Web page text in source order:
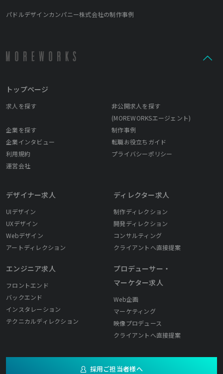
パドルデザインカンパニー株式会社の制作事例
トップページ
求人を探す
非公開求人を探す
(MOREWORKSエージェント)
企業を探す
制作事例
企業インタビュー
転職お役立ちガイド
利用規約
プライバシーポリシー
運営会社
デザイナー求人
UIデザイン
UXデザイン
Webデザイン
アートディレクション
エンジニア求人
フロントエンド
バックエンド
インスタレーション
テクニカルディレクション
ディレクター求人
制作ディレクション
開発ディレクション
コンサルティング
クライアントへ直接提案
プロデューサー・
マーケター求人
Web企画
マーケティング
映像プロデュース
クライアントへ直接提案
採用ご担当者様へ